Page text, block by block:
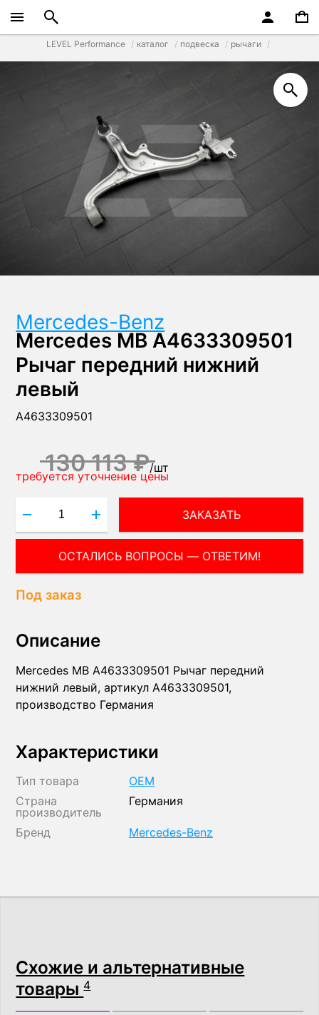
LEVEL Performance каталог подвеска рычаги
Mercedes-Benz
Mercedes MB A4633309501
Рычаг передний нижний
левый
A4633309501
130 113 ₽/шт
требуется уточнение цены
ЗАКАЗАТЬ
ОСТАЛИСЬ ВОПРОСЫ — ОТВЕТИМ!
Под заказ
Описание
Mercedes MB A4633309501 Рычаг передний
нижний левый, артикул A4633309501,
производство Германия
Характеристики
Тип товара
OEM
Страна
производитель
Германия
Бренд Mercedes-Benz
Схожие и альтернативные
товары4